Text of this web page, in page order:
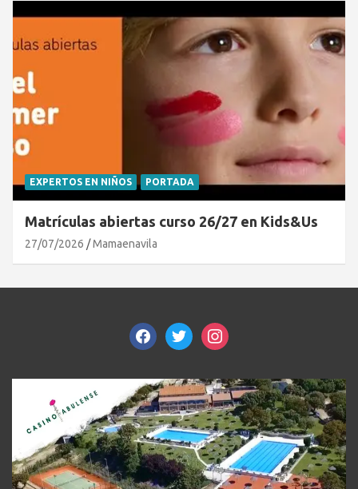
EXPERTOS EN NIÑOS PORTADA
Matrículas abiertas curso 26/27 en Kids&Us
27/07/2026 Mamaenavila
facebooktwitterinstagram